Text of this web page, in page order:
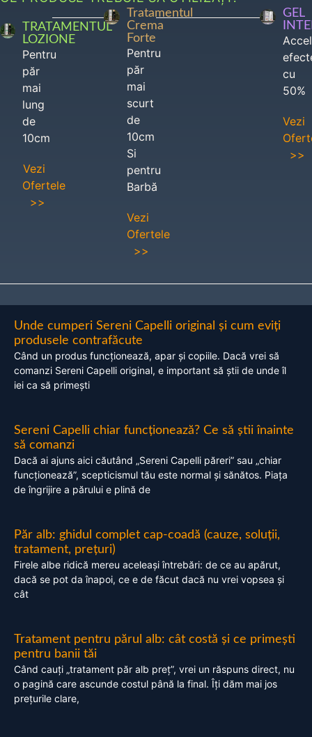
TRATAMENTUL
LOZIONE
Pentru
păr
mai
lung
de
10cm
Vezi
Ofertele
>>
Tratamentul
Crema
Forte
Pentru
păr
mai
scurt
de
10cm
Si
pentru
Barbă
Vezi
Ofertele
>>
GEL
cu
50%
Vezi
>>
Unde cumperi Sereni Capelli original și cum eviți
produsele contrafăcute
Când un produs funcționează, apar și copiile. Dacă vrei să
comanzi Sereni Capelli original, e important să știi de unde îl
iei ca să primești
Sereni Capelli chiar funcționează? Ce să știi înainte
să comanzi
Dacă ai ajuns aici căutând „Sereni Capelli păreri” sau „chiar
funcționează”, scepticismul tău este normal și sănătos. Piața
de îngrijire a părului e plină de
Păr alb: ghidul complet cap-coadă (cauze, soluții,
tratament, prețuri)
Firele albe ridică mereu aceleași întrebări: de ce au apărut,
dacă se pot da înapoi, ce e de făcut dacă nu vrei vopsea și
cât
Tratament pentru părul alb: cât costă și ce primești
pentru banii tăi
Când cauți „tratament păr alb preț”, vrei un răspuns direct, nu
o pagină care ascunde costul până la final. Îți dăm mai jos
prețurile clare,